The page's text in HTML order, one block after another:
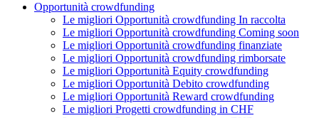
Opportunità crowdfunding
Le migliori Opportunità crowdfunding In raccolta
Le migliori Opportunità crowdfunding Coming soon
Le migliori Opportunità crowdfunding finanziate
Le migliori Opportunità crowdfunding rimborsate
Le migliori Opportunità Equity crowdfunding
Le migliori Opportunità Debito crowdfunding
Le migliori Opportunità Reward crowdfunding
Le migliori Progetti crowdfunding in CHF